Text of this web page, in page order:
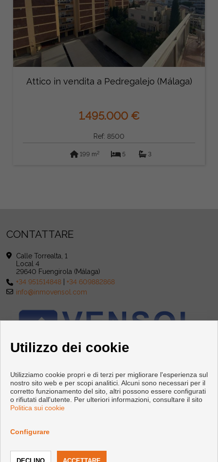
Attico in vendita a Pedregalejo (Málaga)
1.495.000 €
Ref: 8500
199 m2 5 3
CONTATTARE
Calle Torrealta, 1
Local 4
29640 Fuengirola (Málaga)
+34 951514848 |+34 609882868
info@inmovensol.com
Protezione dei dati politica
Utilizzo dei cookie
Utilizziamo cookie propri e di terzi per migliorare l'esperienza sul
nostro sito web e per scopi analitici. Alcuni sono necessari per il
corretto funzionamento del sito, altri possono essere configurati
o rifiutati dall'utente. Per ulteriori informazioni, consultare il sito
Politica sui cookie
Configurare